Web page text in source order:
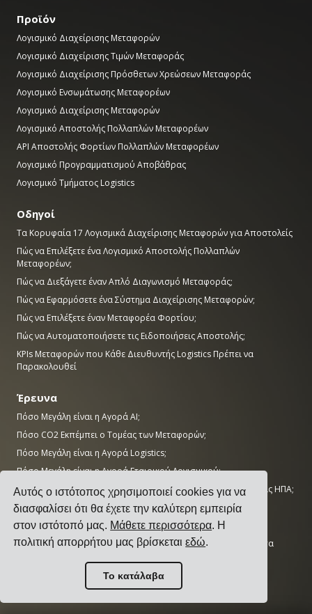
Αυτός ο ιστότοπος χρησιμοποιεί cookies για να
διασφαλίσει ότι θα έχετε την καλύτερη εμπειρία
στον ιστότοπό μας. Μάθετε περισσότερα. Η
πολιτική απορρήτου μας βρίσκεταιεδώ.
Το κατάλαβα
Προϊόν
Λογισμικό Διαχείρισης Μεταφορών
Λογισμικό Διαχείρισης Τιμών Μεταφοράς
Λογισμικό Διαχείρισης Πρόσθετων Χρεώσεων Μεταφοράς
Λογισμικό Ενσωμάτωσης Μεταφορέων
Λογισμικό Διαχείρισης Μεταφορών
Λογισμικό Αποστολής Πολλαπλών Μεταφορέων
API Αποστολής Φορτίων Πολλαπλών Μεταφορέων
Λογισμικό Προγραμματισμού Αποβάθρας
Λογισμικό Τμήματος Logistics
Οδηγοί
Τα Κορυφαία 17 Λογισμικά Διαχείρισης Μεταφορών για Αποστολείς
Πώς να Επιλέξετε ένα Λογισμικό Αποστολής Πολλαπλών
Μεταφορέων;
Πώς να Διεξάγετε έναν Απλό Διαγωνισμό Μεταφοράς;
Πώς να Εφαρμόσετε ένα Σύστημα Διαχείρισης Μεταφορών;
Πώς να Επιλέξετε έναν Μεταφορέα Φορτίου;
Πώς να Αυτοματοποιήσετε τις Ειδοποιήσεις Αποστολής;
KPIs Μεταφορών που Κάθε Διευθυντής Logistics Πρέπει να
Παρακολουθεί
Έρευνα
Πόσο Μεγάλη είναι η Αγορά AI;
Πόσο CO2 Εκπέμπει ο Τομέας των Μεταφορών;
Πόσο Μεγάλη είναι η Αγορά Logistics;
Πόσο Μεγάλη είναι η Αγορά Εταιρικού Λογισμικού;
Πόσες Θέσεις Εργασίας στη Βιομηχανία Παραμένουν Κενές στις ΗΠΑ;
Πόσο Μεγάλη Είναι η Αγορά ERP;
Πόσο Μεγάλη Είναι η Βιομηχανία Κατασκευών;
Οι 50 Κορυφαίες Εταιρείες Κατασκευών στον Κόσμο με Βάση τα
AWS vs Azure vs Google: Μερίδιο Αγοράς Cloud (2025)
Αριθμός Κέντρων Δεδομένων ανά Χώρα (Νοέμβριος 2025)